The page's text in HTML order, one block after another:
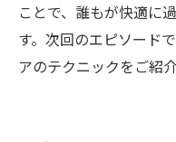
ことで、誰もが快適に
す。次回のエピソード
アのテクニックをご紹